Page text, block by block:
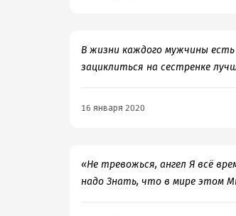
В жизни каждого мужчины
зациклиться на сестренке
16 января 2020
«Не тревожься, ангел Я всё
надо Знать, что в мире этом